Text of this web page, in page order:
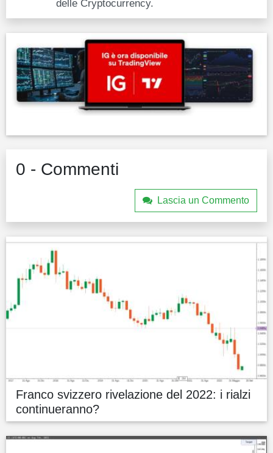
delle Cryptocurrency.
0 - Commenti
Lascia un Commento
Franco svizzero rivelazione del 2022: i rialzi
continueranno?